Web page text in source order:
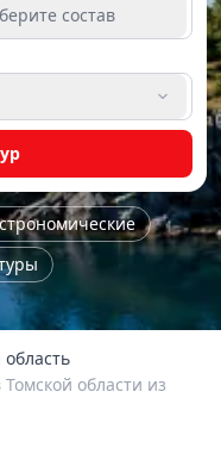
состав
Йога - туры
класс
область
области из